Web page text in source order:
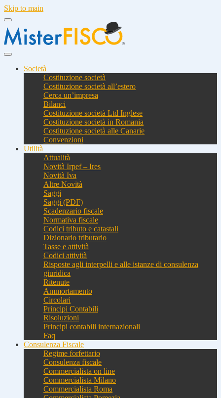
Skip to main
Società
Costituzione società
Costituzione società all’estero
Cerca un’impresa
Bilanci
Costituzione società Ltd Inglese
Costituzione società in Romania
Costituzione società alle Canarie
Convenzioni
Utilità
Attualità
Novità Irpef – Ires
Novità Iva
Altre Novità
Saggi
Saggi (PDF)
Scadenzario fiscale
Normativa fiscale
Codici tributo e catastali
Dizionario tributario
Tasse e attività
Codici attività
Risposte agli interpelli e alle istanze di consulenza
giuridica
Ritenute
Ammortamento
Circolari
Principi Contabili
Risoluzioni
Principi contabili internazionali
Faq
Consulenza Fiscale
Regime forfettario
Consulenza fiscale
Commercialista on line
Commercialista Milano
Commercialista Roma